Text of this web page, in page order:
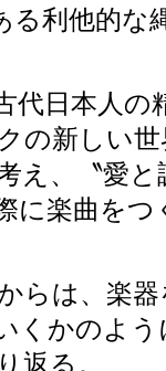
る利他的な
代日本人の
の新しい
え、〝愛と
に楽曲をつ
らは、楽
くかのよ
返る。